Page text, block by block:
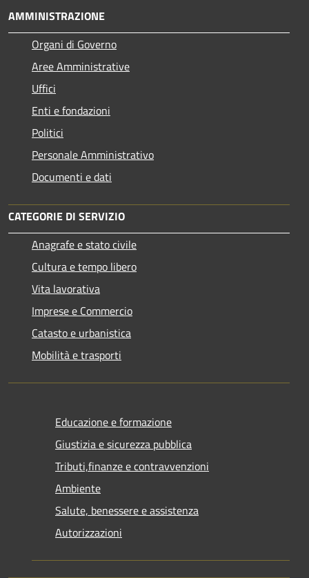
AMMINISTRAZIONE
Organi di Governo
Aree Amministrative
Uffici
Enti e fondazioni
Politici
Personale Amministrativo
Documenti e dati
CATEGORIE DI SERVIZIO
Anagrafe e stato civile
Cultura e tempo libero
Vita lavorativa
Imprese e Commercio
Catasto e urbanistica
Mobilità e trasporti
Educazione e formazione
Giustizia e sicurezza pubblica
Tributi,finanze e contravvenzioni
Ambiente
Salute, benessere e assistenza
Autorizzazioni